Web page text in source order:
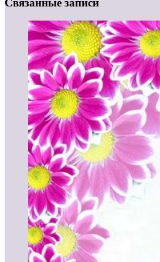
Связанные записи